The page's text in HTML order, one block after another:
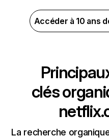
Accéder à 10 ans
clés
La recherche